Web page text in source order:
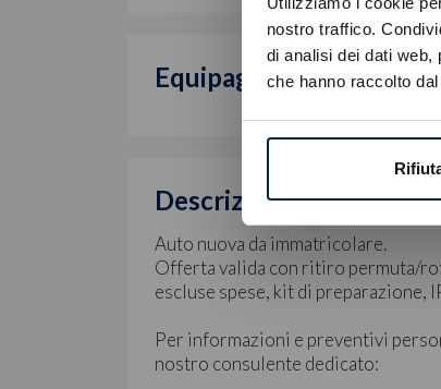
nostro traffico.
di analisi dei dati web,
che hanno raccolto
Equipaggiamento di
Descrizione
Auto nuova da immatricolare.
Offerta valida con ritiro permuta/
escluse spese, kit di preparazione,
Per informazioni e preventivi
nostro consulente dedicato: